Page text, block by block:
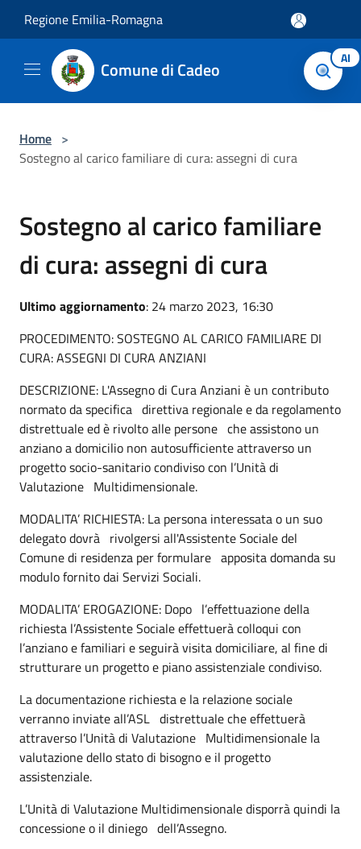
Regione Emilia-Romagna
Comune di Cadeo AI
Home >
Sostegno al carico familiare di cura: assegni di cura
Sostegno al carico familiare
di cura: assegni di cura
Ultimo aggiornamento: 24 marzo 2023, 16:30
PROCEDIMENTO: SOSTEGNO AL CARICO FAMILIARE DI
CURA: ASSEGNI DI CURA ANZIANI
DESCRIZIONE: L'Assegno di Cura Anziani è un contributo
normato da specifica direttiva regionale e da regolamento
distrettuale ed è rivolto alle persone che assistono un
anziano a domicilio non autosufficiente attraverso un
progetto socio-sanitario condiviso con l’Unità di
Valutazione Multidimensionale.
MODALITA’ RICHIESTA: La persona interessata o un suo
delegato dovrà rivolgersi all'Assistente Sociale del
Comune di residenza per formulare apposita domanda su
modulo fornito dai Servizi Sociali.
MODALITA’ EROGAZIONE: Dopo l’effettuazione della
richiesta l’Assistente Sociale effettuerà colloqui con
l’anziano e familiari e seguirà visita domiciliare, al fine di
strutturare un progetto e piano assistenziale condiviso.
La documentazione richiesta e la relazione sociale
verranno inviate all’ASL distrettuale che effettuerà
attraverso l’Unità di Valutazione Multidimensionale la
valutazione dello stato di bisogno e il progetto
assistenziale.
L’Unità di Valutazione Multidimensionale disporrà quindi la
concessione o il diniego dell’Assegno.